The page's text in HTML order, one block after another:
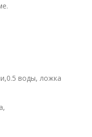
воды, ложка